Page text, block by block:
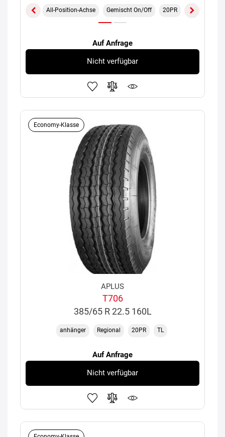
All-Position-Achse Gemischt On/Off 20PR TL
Auf Anfrage
Nicht verfügbar
Economy-Klasse
APLUS
T706
385/65 R 22.5 160L
anhänger Regional 20PR TL
Auf Anfrage
Nicht verfügbar